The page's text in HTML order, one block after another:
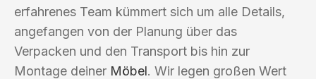
erfahrenes Team kümmert sich um alle Details,
angefangen von der Planung über das
Verpacken und den Transport bis hin zur
Montage deiner Möbel. Wir legen großen Wert